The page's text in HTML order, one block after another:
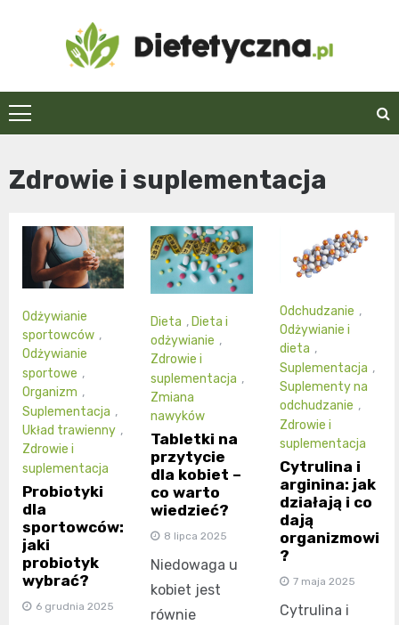
Dietetyczna.pl
Zdrowie i suplementacja
Odżywianie
sportowców ,
Odżywianie
sportowe ,
Organizm ,
Suplementacja ,
Układ trawienny ,
Zdrowie i
suplementacja
Probiotyki
dla
sportowców:
jaki
probiotyk
wybrać?
6 grudnia 2025
Dieta , Dieta i
odżywianie ,
Zdrowie i
suplementacja ,
Zmiana
nawyków
Tabletki na
przytycie
dla kobiet –
co warto
wiedzieć?
8 lipca 2025
Niedowaga u
kobiet jest
równie
Odchudzanie ,
Odżywianie i
dieta ,
Suplementacja ,
Suplementy na
odchudzanie ,
Zdrowie i
suplementacja
Cytrulina i
arginina: jak
działają i co
dają
organizmowi
?
7 maja 2025
Cytrulina i